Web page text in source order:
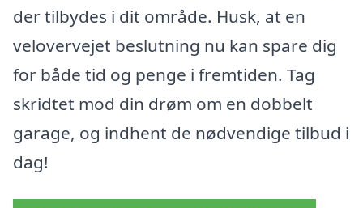
der tilbydes i dit område. Husk, at en
velovervejet beslutning nu kan spare dig
for både tid og penge i fremtiden. Tag
skridtet mod din drøm om en dobbelt
garage, og indhent de nødvendige tilbud i
dag!